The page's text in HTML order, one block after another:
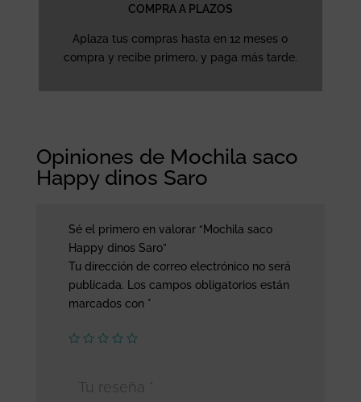
COMPRA A PLAZOS
Aplaza tus compras hasta en 12 meses o
compra y recibe primero, y paga más tarde.
Opiniones de Mochila saco
Happy dinos Saro
Sé el primero en valorar “Mochila saco
Happy dinos Saro”
Tu dirección de correo electrónico no será
publicada. Los campos obligatorios están
marcados con *